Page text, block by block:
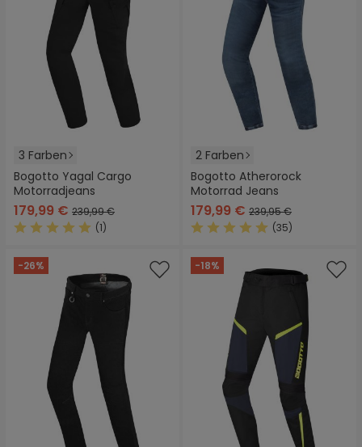
3 Farben
Bogotto Yagal Cargo
Motorradjeans
179,99 € 239,99 €
(1)
2 Farben
Bogotto Atherorock
Motorrad Jeans
179,99 € 239,95 €
(35)
-26% -18%